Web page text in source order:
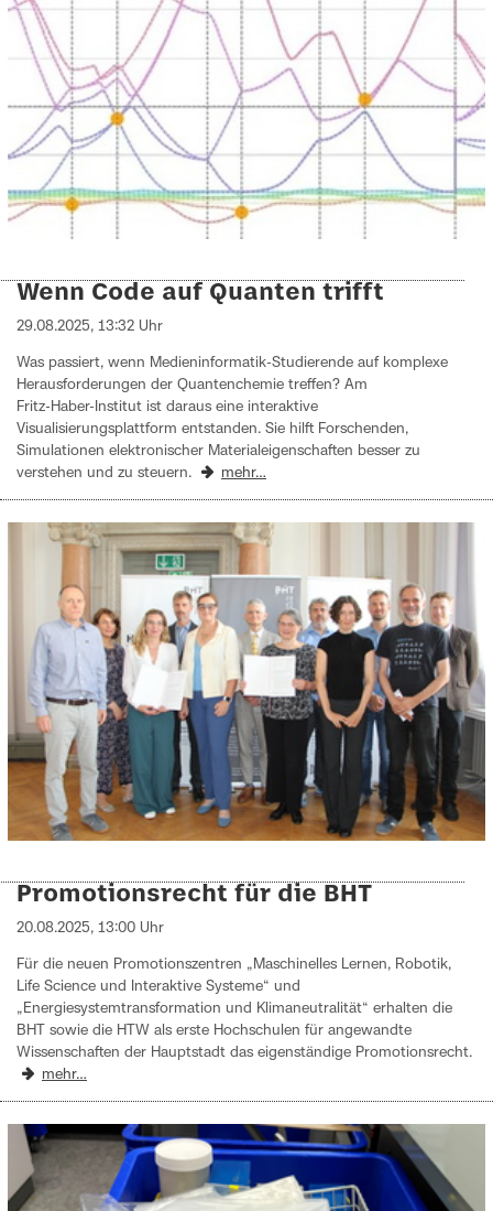
Wenn Code auf Quanten trifft
29.08.2025, 13:32 Uhr
Was passiert, wenn Medieninformatik-Studierende auf komplexe
Herausforderungen der Quantenchemie treffen? Am
Fritz‑Haber‑Institut ist daraus eine interaktive
Visualisierungsplattform entstanden. Sie hilft Forschenden,
Simulationen elektronischer Materialeigenschaften besser zu
verstehen und zu steuern.
mehr…
Promotionsrecht für die BHT
20.08.2025, 13:00 Uhr
Für die neuen Promotionszentren „Maschinelles Lernen, Robotik,
Life Science und Interaktive Systeme“ und
„Energiesystemtransformation und Klimaneutralität“ erhalten die
BHT sowie die HTW als erste Hochschulen für angewandte
Wissenschaften der Hauptstadt das eigenständige Promotionsrecht.
mehr…